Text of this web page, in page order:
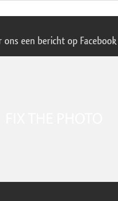
ons een bericht op Facebook